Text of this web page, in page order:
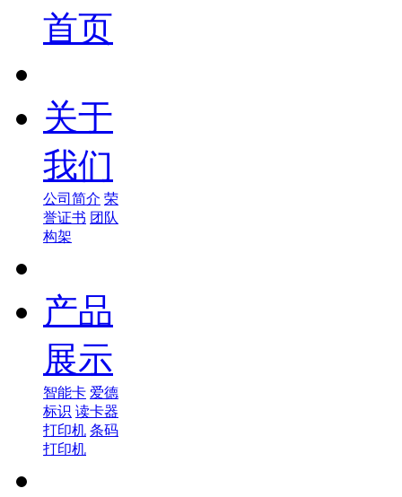
首页
关于
我们
公司简介 荣
誉证书 团队
构架
产品
展示
智能卡 爱德
标识 读卡器
打印机 条码
打印机